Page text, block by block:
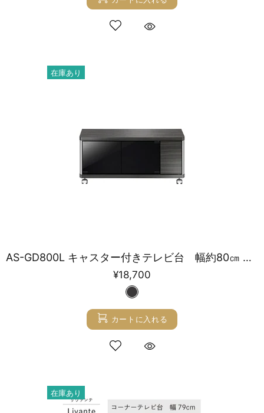
在庫あり
AS-GD800L キャスター付きテレビ台 幅約80㎝ アッシュグレー ロータイプ
¥18,700
カートに入れる
在庫あり